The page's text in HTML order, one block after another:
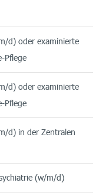
d) oder examinierte
Pflege
d) oder examinierte
Pflege
d) in der Zentralen
(w/m/d)